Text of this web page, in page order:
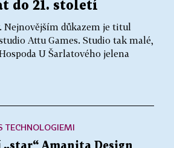
do 21. století
důkazem je titul
Attu Games. Studio tak malé,
U Šarlatového jelena
TECHNOLOGIEMI
„star“ Amanita Design